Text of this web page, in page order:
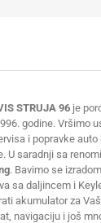
STRUJA 96 je
godine. Vršimo
i popravke
U saradnji sa
. Bavimo se
sa daljincem i
akumulator za
navigaciju i još